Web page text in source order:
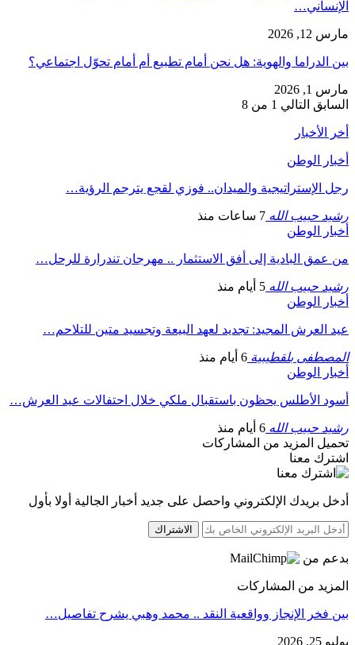
الإنساني…
مارس 12, 2026
بين الدراما والهوية: هل نحن أمام تطبيع أم أمام تحوّل اجتماعي؟
مارس 1, 2026
السابق التالي 1 من 8
أخر الأخبار
أخبار الوطن
رجل الإستراتيجية والميدان.. فوزي لقجع يترجم الرؤية…
رشيد حبيب الله 7 ساعات منذ
أخبار الوطن
من عمق البادية إلى أفق الاستثمار .. مهرجان تندرارة للرحل…
رشيد حبيب الله 5 أيام منذ
أخبار الوطن
عيد العرش المجيد: تجديد لعهد البيعة وتجسيد متين للتلاحم…
المصطفى بلقطيبية 6 أيام منذ
أخبار الوطن
أسود الأطلس يحظون باستقبال ملكي خلال احتفالات عيد العرش…
رشيد حبيب الله 6 أيام منذ
تحميل المزيد من المشاركات
اشترك معنا
أدخل بريدك الإلكتروني واحصل على جديد أخبار الجالية أولا بأول
الاشتراك
بدعم من
المزيد من المشاركات
بين فخر الإنجاز وواقعية النقد .. محمد وهبي يشرح تفاصيل…
يوليو 25, 2026